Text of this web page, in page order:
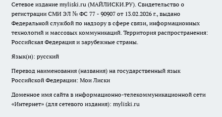
Сетевое издание myliski.ru (МАЙЛИСКИ.РУ). Свидетельство о
регистрации СМИ ЭЛ № ФС 77 - 90907 от 13.02.2026 г., выдано
Федеральной службой по надзору в сфере связи, информационных
технологий и массовых коммуникаций. Территория распространения:
Российская Федерация и зарубежные страны.
Язык(и): русский
Перевод наименования (названия) на государственный язык
Российской Федерации: Мои Лиски
Доменное имя сайта в информационно-телекоммуникационной сети
«Интернет» (для сетевого издания): myliski.ru